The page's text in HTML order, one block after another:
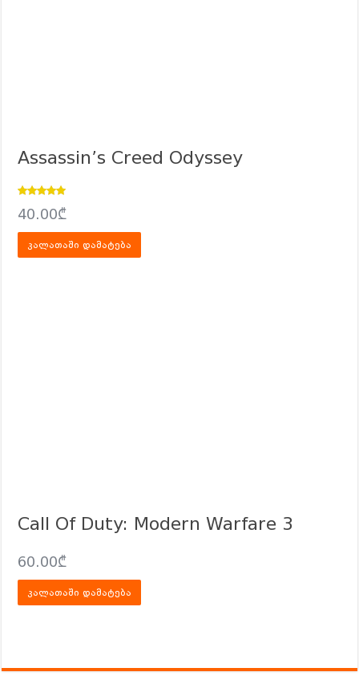
Assassin’s Creed Odyssey
Rated5.00
out of 5
40.00₾
კალათაში დამატება
Call Of Duty: Modern Warfare 3
60.00₾
კალათაში დამატება